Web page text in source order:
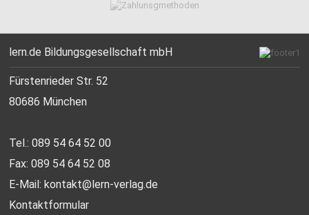
lern.de Bildungsgesellschaft mbH
Fürstenrieder Str. 52
80686 München
Tel.: 089 54 64 52 00
Fax: 089 54 64 52 08
E-Mail:kontakt@lern-verlag.de
Kontaktformular